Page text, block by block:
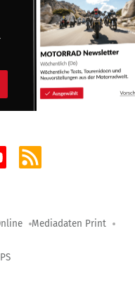
Mediadaten Print